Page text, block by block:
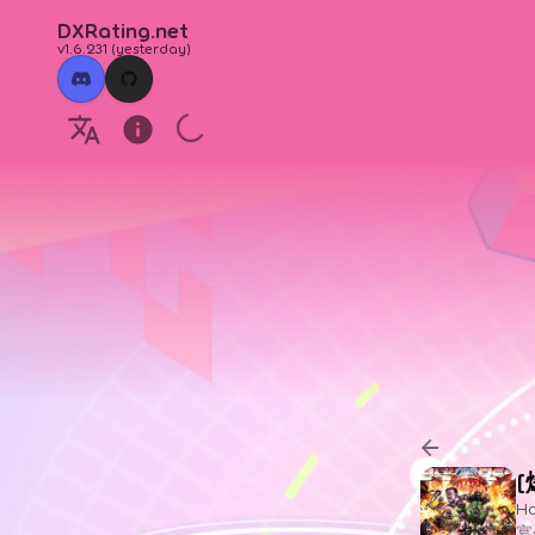
DXRating.net
v1.6.231 (yesterday)
[